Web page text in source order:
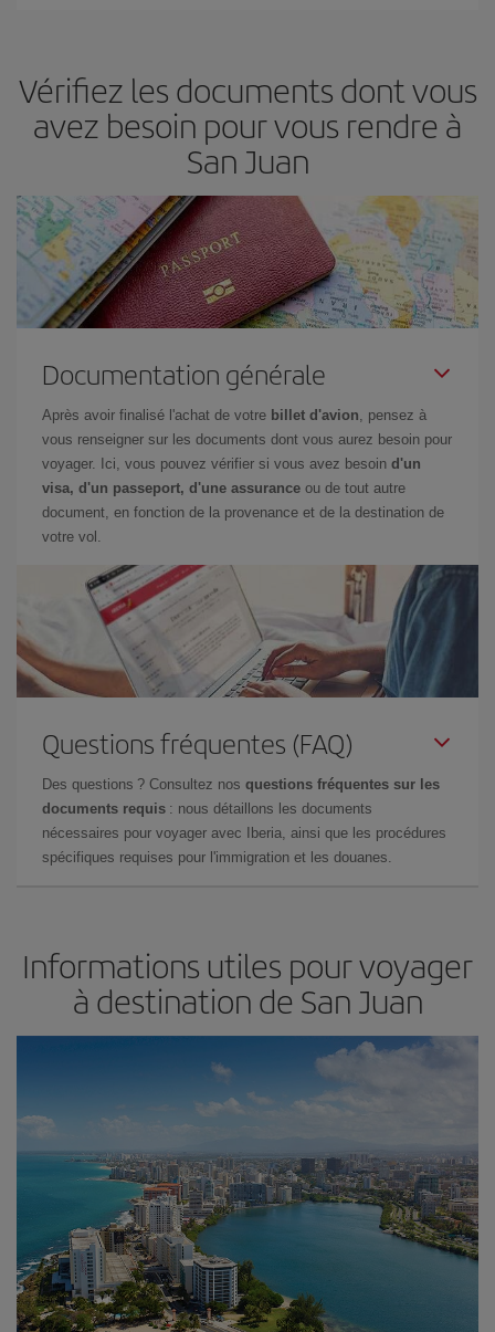
Vérifiez les documents dont vous
avez besoin pour vous rendre à
San Juan
Documentation générale
Après avoir finalisé l'achat de votre billet d'avion , pensez à
vous renseigner sur les documents dont vous aurez besoin pour
voyager. Ici, vous pouvez vérifier si vous avez besoin d'un
visa, d'un passeport, d'une assurance ou de tout autre
document, en fonction de la provenance et de la destination de
votre vol.
Questions fréquentes (FAQ)
Des questions ? Consultez nos questions fréquentes sur les
documents requis : nous détaillons les documents
nécessaires pour voyager avec Iberia, ainsi que les procédures
spécifiques requises pour l'immigration et les douanes.
Informations utiles pour voyager
à destination de San Juan